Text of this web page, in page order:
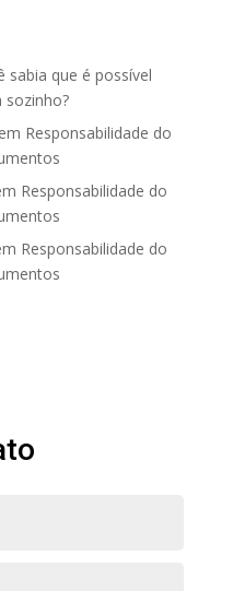
sabia que é possível
sozinho?
em Responsabilidade do
Responsabilidade do
Responsabilidade do